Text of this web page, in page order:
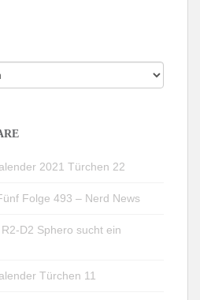
2021 Türchen 22
Folge 493 – Nerd News
D2 Sphero sucht ein
Türchen 11